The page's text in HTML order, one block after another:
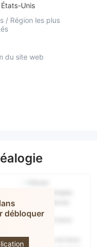
États-Unis
/ Région les plus
du site web
débloquer